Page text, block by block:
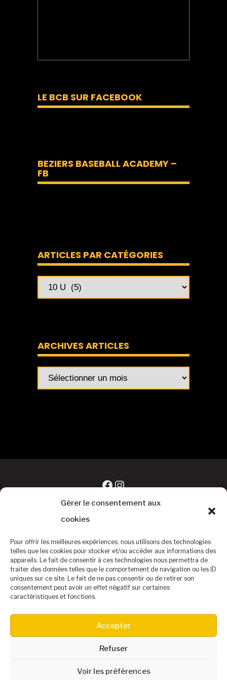
Gérer le consentement aux
cookies
Pour offrir les meilleures expériences, nous utilisons des technologies
telles que les cookies pour stocker et/ou accéder aux informations des
appareils. Le fait de consentir à ces technologies nous permettra de
traiter des données telles que le comportement de navigation ou les ID
uniques sur ce site. Le fait de ne pas consentir ou de retirer son
consentement peut avoir un effet négatif sur certaines
caractéristiques et fonctions.
Accepter
Refuser
Voir les préférences
LE BCB SUR FACEBOOK
BEZIERS BASEBALL ACADEMY –
FB
ARTICLES PAR CATÉGORIES
ARCHIVES ARTICLES
articles
Facebook
Instagram
©Baseball Club Biterrois
Accueil Le Baseball Le Club Equipe DIVISION 1
Contact – Infos
Partenaires – Calendrier